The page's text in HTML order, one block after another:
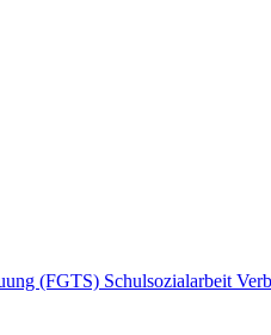
(FGTS) Schulsozialarbeit